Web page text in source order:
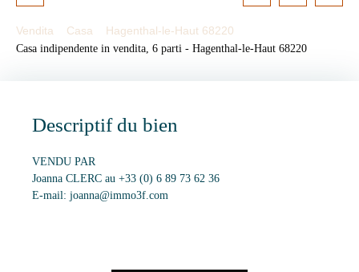
Vendita Casa
Hagenthal-le-Haut 68220
Casa indipendente in vendita, 6 parti - Hagenthal-le-Haut 68220
Descriptif du bien
VENDU PAR
Joanna CLERC au +33 (0) 6 89 73 62 36
E-mail: joanna@immo3f.com